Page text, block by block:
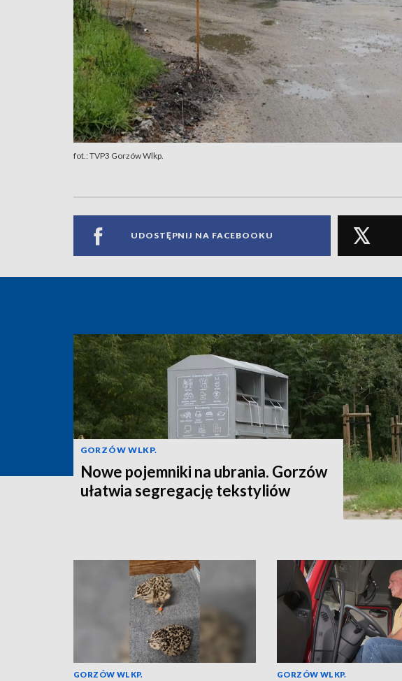
fot.: TVP3 Gorzów Wlkp.
UDOSTĘPNIJ NA FACEBOOKU
GORZÓW WLKP.
Nowe pojemniki na ubrania. Gorzów
ułatwia segregację tekstyliów
GORZÓW WLKP. GORZÓW WLKP.